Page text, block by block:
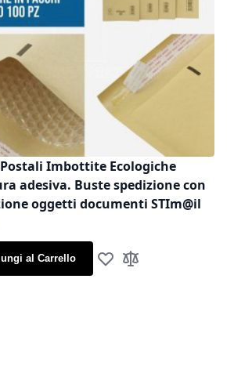
Imbottite Ecologiche
adesiva. Buste spedizione con
oggetti documenti STIm@il
al Carrello Aggiungi alla lista desideri
Aggiungi al confronto